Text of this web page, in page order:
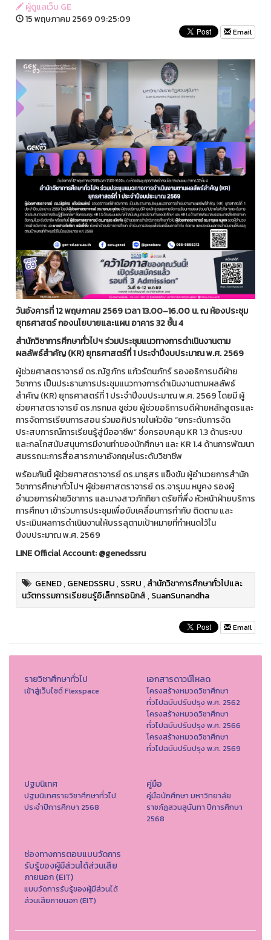
ผู้ดูแลเว็บ GE
15 พฤษภาคม 2569 09:25:09
Email
วันอังคารที่ 12 พฤษภาคม 2569 เวลา 13.00–16.00 น. ณ ห้องประชุม
ยุทธศาสตร์ กองนโยบายและแผน อาคาร 32 ชั้น 4
สำนักวิชาการศึกษาทั่วไปฯ ร่วมประชุมแนวทางการดำเนินงานตาม
ผลลัพธ์สำคัญ (KR) ยุทธศาสตร์ที่ 1 ประจำปีงบประมาณ พ.ศ. 2569
ผู้ช่วยศาสตราจารย์ ดร.ณัฐภัทร แก้วรัตนภัทร์ รองอธิการบดีฝ่าย
วิชาการ เป็นประธานการประชุมแนวทางการดำเนินงานตามผลลัพธ์
สำคัญ (KR) ยุทธศาสตร์ที่ 1 ประจำปีงบประมาณ พ.ศ. 2569 โดยมี ผู้
ช่วยศาสตราจารย์ ดร.กรกมล ชูช่วย ผู้ช่วยอธิการบดีฝ่ายหลักสูตรและ
การจัดการเรียนการสอน ร่วมอภิปรายในหัวข้อ “ยกระดับการจัด
ประสบการณ์การเรียนรู้สู่มืออาชีพ” ซึ่งครอบคลุม KR 1.3 ด้านระบบ
และกลไกสนับสนุนการมีงานทำของนักศึกษา และ KR 1.4 ด้านการพัฒนา
สมรรถนะการสื่อสารภาษาอังกฤษในระดับวิชาชีพ
พร้อมกันนี้ ผู้ช่วยศาสตราจารย์ ดร.มาธุสร แข็งขัน ผู้อำนวยการสำนัก
วิชาการศึกษาทั่วไปฯ ผู้ช่วยศาสตราจารย์ ดร.จารุมน หนูคง รองผู้
อำนวยการฝ่ายวิชาการ และนางสาวภัททิยา ตรัยที่พึ่ง หัวหน้าฝ่ายบริการ
การศึกษา เข้าร่วมการประชุมเพื่อขับเคลื่อนการกำกับ ติดตาม และ
ประเมินผลการดำเนินงานให้บรรลุตามเป้าหมายที่กำหนดไว้ใน
ปีงบประมาณ พ.ศ. 2569
LINE Official Account: @genedssru
GENED,GENEDSSRU,SSRU,สำนักวิชาการศึกษาทั่วไปและ
นวัตกรรมการเรียยนรู้อิเล็กทรอนิกส์,SuanSunandha
Email
รายวิชาศึกษาทั่วไป
เข้าสู่เว็บไซต์ Flexspace
เอกสารดาวน์โหลด
โครงสร้างหมวดวิชาศึกษา
ทั่วไปฉบับปรับปรุง พ.ศ. 2562
โครงสร้างหมวดวิชาศึกษา
ทั่วไปฉบับปรับปรุง พ.ศ. 2566
โครงสร้างหมวดวิชาศึกษา
ทั่วไปฉบับปรับปรุง พ.ศ. 2569
ปฐมนิเทศ
ปฐมนิเทศรายวิชาศึกษาทั่วไป
ประจำปีการศึกษา 2568
คู่มือ
คู่มือนักศึกษา มหาวิทยาลัย
ราชภัฏสวนสุนันทา ปีการศึกษา
2568
ช่องทางการตอบแบบวัดการ
รับรู้ของผู้มีส่วนได้ส่วนเสีย
ภายนอก (EIT)
แบบวัดการรับรู้ของผู้มีส่วนได้
ส่วนเสียภายนอก (EIT)